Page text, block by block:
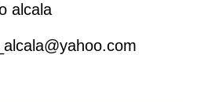
alcala